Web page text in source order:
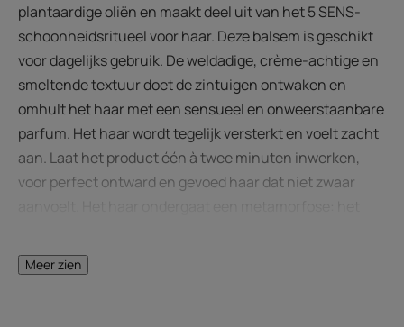
plantaardige oliën en maakt deel uit van het 5 SENS-
schoonheidsritueel voor haar. Deze balsem is geschikt
voor dagelijks gebruik. De weldadige, crème-achtige en
smeltende textuur doet de zintuigen ontwaken en
omhult het haar met een sensueel en onweerstaanbare
parfum. Het haar wordt tegelijk versterkt en voelt zacht
aan. Laat het product één à twee minuten inwerken,
voor perfect ontward en gevoed haar dat niet zwaar
alle haartypes.
Meer zien